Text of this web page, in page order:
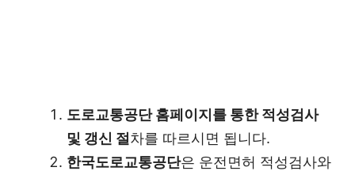
도로교통공단 홈페이지를 통한 적성검사
및 갱신 절 차를 따르시면 됩니다.
한국도로교통공단은 운전면허 적성검사와